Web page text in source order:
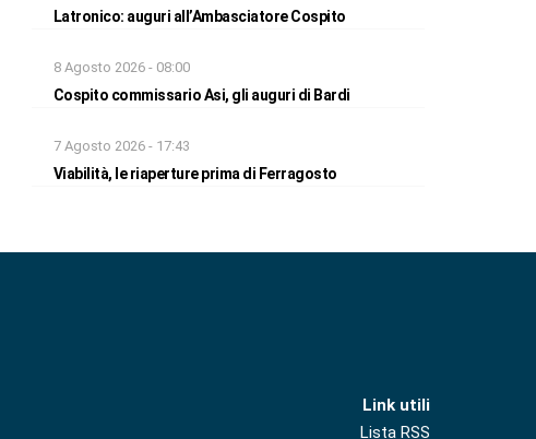
Latronico: auguri all’Ambasciatore Cospito
8 Agosto 2026 - 08:00
Cospito commissario Asi, gli auguri di Bardi
7 Agosto 2026 - 17:43
Viabilità, le riaperture prima di Ferragosto
Link utili
Lista RSS